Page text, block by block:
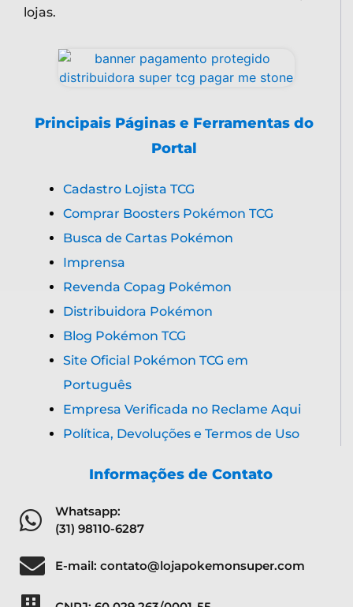
lojas.
Principais Páginas e Ferramentas do
Portal
Cadastro Lojista TCG
Comprar Boosters Pokémon TCG
Busca de Cartas Pokémon
Imprensa
Revenda Copag Pokémon
Distribuidora Pokémon
Blog Pokémon TCG
Site Oficial Pokémon TCG em
Português
Empresa Verificada no Reclame Aqui
Política, Devoluções e Termos de Uso
Informações de Contato
Whatsapp:
(31) 98110-6287
E-mail: contato@lojapokemonsuper.com